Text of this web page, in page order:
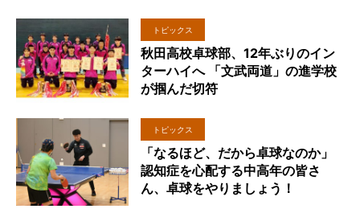
トピックス
秋田高校卓球部、12年ぶりのイン
ターハイへ 「文武両道」の進学校
が掴んだ切符
トピックス
「なるほど、だから卓球なのか」
認知症を心配する中高年の皆さ
ん、卓球をやりましょう！